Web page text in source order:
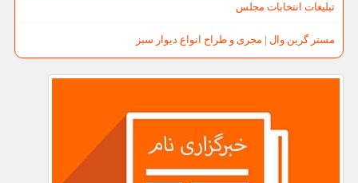
تبلیغات انتخابات مجلس
مستر گرین وال | مجری و طراح انواع دیوار سبز